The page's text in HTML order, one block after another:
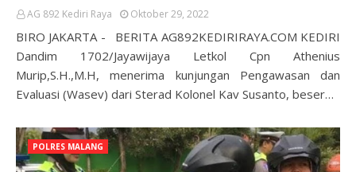
AG 892 Kediri Raya Oktober 29, 2022
BIRO JAKARTA - BERITA AG892KEDIRIRAYA.COM KEDIRI
Dandim 1702/Jayawijaya Letkol Cpn Athenius
Murip,S.H.,M.H, menerima kunjungan Pengawasan dan
Evaluasi (Wasev) dari Sterad Kolonel Kav Susanto, beser…
POLRES MALANG